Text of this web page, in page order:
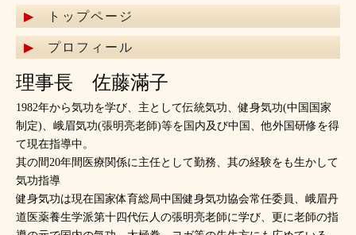
トップページ
プロフィール
理事長 佐藤滿子
1982年から気功を学び、主として伝統気功、健身気功(中国国家
制定)、峨眉気功(張明亮老師)等を国内及び中国、他外国研修を得
て現在指導中。
其の間20年間医療関係に主任として勤務、其の経験をも生かして
気功指導
健身気功は現在国家体育総局中国健身気功協会常任委員、峨眉丹
道医薬養生学派第十四代伝人の張明亮老師に学び、更に老師の指